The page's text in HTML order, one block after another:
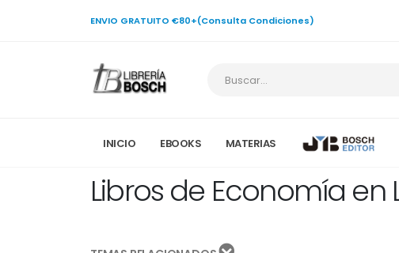
ENVIO GRATUITO €80+(Consulta Condiciones)
INICIO EBOOKS MATERIAS
Libros de Economía en